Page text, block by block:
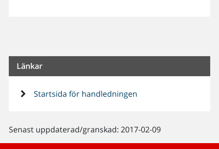
Länkar
Startsida för handledningen
Senast uppdaterad/granskad: 2017-02-09